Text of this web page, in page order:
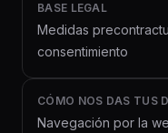
BASE LEGAL
Medidas
consentimiento
CÓMO NOS DAS TUS
Navegación por la